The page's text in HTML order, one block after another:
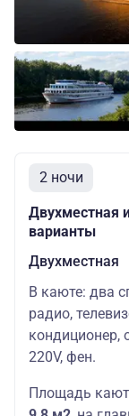
2 ночи
Двухместная
варианты
Двухместная
В каюте: два
радио,
кондиционер,
220V, фен.
Площадь